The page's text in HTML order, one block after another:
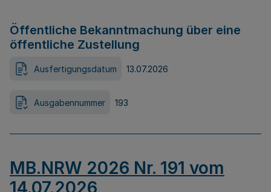
Öffentliche Bekanntmachung über eine
öffentliche Zustellung
Ausfertigungsdatum 13.07.2026
Ausgabennummer 193
MB.NRW 2026 Nr. 191 vom
14.07.2026